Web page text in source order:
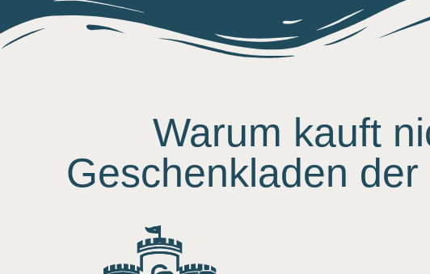
Warum kauft
Geschenkladen